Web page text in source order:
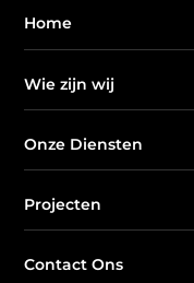
Home
Wie zijn wij
Onze Diensten
Projecten
Contact Ons